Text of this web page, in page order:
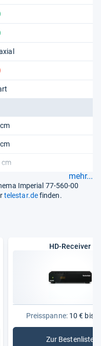
cm
mehr...
Imperial 77-560-00
telestar.definden.
HD-Receiver
Preisspanne:10 € bis
Zur Bestenliste
: HD-